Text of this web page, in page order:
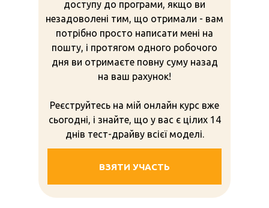
доступу до програми, якщо ви
незадоволені тим, що отримали - вам
потрібно просто написати мені на
пошту, і протягом одного робочого
дня ви отримаєте повну суму назад
на ваш рахунок!
Реєструйтесь на мій онлайн курс вже
сьогодні, і знайте, що у вас є цілих 14
днів тест-драйву всієї моделі.
ВЗЯТИ УЧАСТЬ